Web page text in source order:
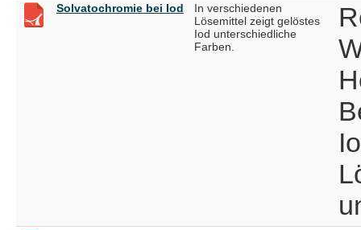
Solvatochromie bei Iod
In verschiedenen
Lösemittel zeigt gelöstes
Iod unterschiedliche
Farben.